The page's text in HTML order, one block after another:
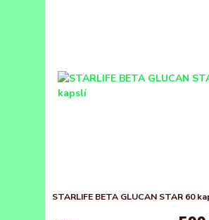
STARLIFE BETA GLUCAN STAR 60